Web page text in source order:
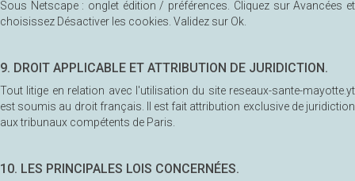
Sous Netscape : onglet édition / préférences. Cliquez sur Avancées et
choisissez Désactiver les cookies. Validez sur Ok.
9. DROIT APPLICABLE ET ATTRIBUTION DE JURIDICTION.
Tout litige en relation avec l'utilisation du site reseaux-sante-mayotte.yt
est soumis au droit français. Il est fait attribution exclusive de juridiction
aux tribunaux compétents de Paris.
10. LES PRINCIPALES LOIS CONCERNÉES.